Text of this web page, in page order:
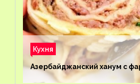
Кухня
Азербайджанский ханум с